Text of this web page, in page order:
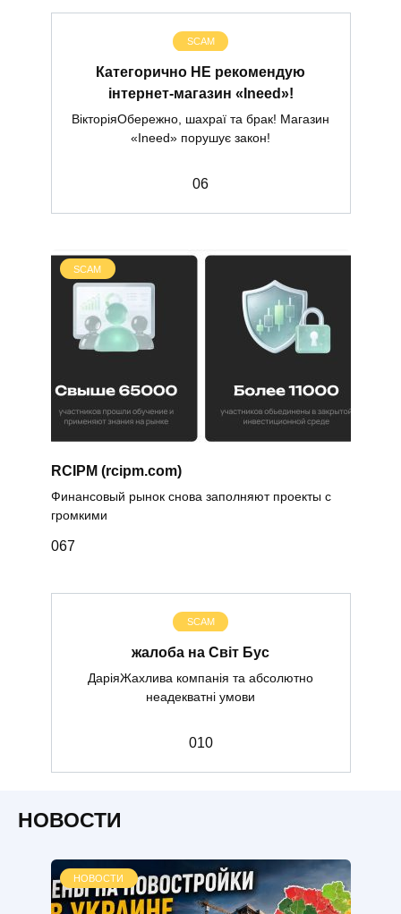
SCAM
Категорично НЕ рекомендую
інтернет-магазин «Ineed»!
ВікторіяОбережно, шахраї та брак! Магазин
«Ineed» порушує закон!
06
SCAM
RCIPM (rcipm.com)
Финансовый рынок снова заполняют проекты с
громкими
067
SCAM
жалоба на Світ Бус
ДаріяЖахлива компанія та абсолютно
неадекватні умови
010
НОВОСТИ
НОВОСТИ